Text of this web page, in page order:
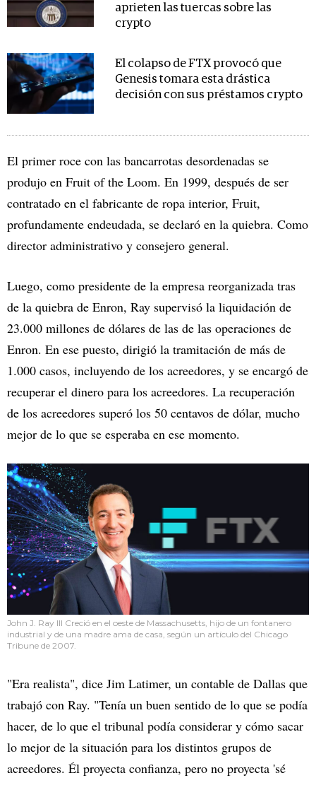
aprieten las tuercas sobre las
crypto
El colapso de FTX provocó que
Genesis tomara esta drástica
decisión con sus préstamos crypto
El primer roce con las bancarrotas desordenadas se
produjo en Fruit of the Loom. En 1999, después de ser
contratado en el fabricante de ropa interior, Fruit,
profundamente endeudada, se declaró en la quiebra. Como
director administrativo y consejero general.
Luego, como presidente de la empresa reorganizada tras
de la quiebra de Enron, Ray supervisó la liquidación de
23.000 millones de dólares de las de las operaciones de
Enron. En ese puesto, dirigió la tramitación de más de
1.000 casos, incluyendo de los acreedores, y se encargó de
recuperar el dinero para los acreedores. La recuperación
de los acreedores superó los 50 centavos de dólar, mucho
mejor de lo que se esperaba en ese momento.
John J. Ray III Creció en el oeste de Massachusetts, hijo de un fontanero
industrial y de una madre ama de casa, según un artículo del Chicago
Tribune de 2007.
"Era realista", dice Jim Latimer, un contable de Dallas que
trabajó con Ray. "Tenía un buen sentido de lo que se podía
hacer, de lo que el tribunal podía considerar y cómo sacar
lo mejor de la situación para los distintos grupos de
acreedores. Él proyecta confianza, pero no proyecta 'sé